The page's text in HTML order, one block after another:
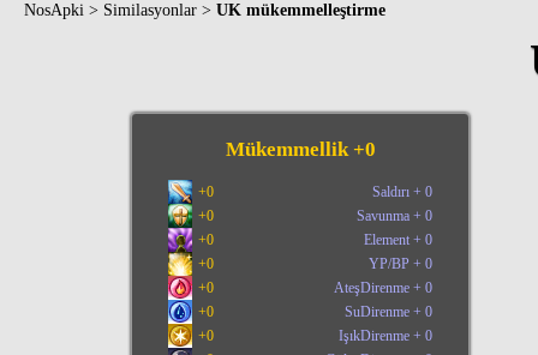
NosApki > Similasyonlar > UK mükemmelleştirme
Mükemmellik +0
+0 Saldırı + 0
+0 Savunma + 0
+0 Element + 0
+0 YP/BP + 0
+0 AteşDirenme + 0
+0 SuDirenme + 0
+0 IşıkDirenme + 0